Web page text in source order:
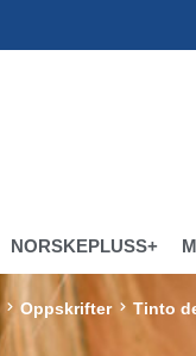
NORSKEPLUSS+
Oppskrifter Tinto